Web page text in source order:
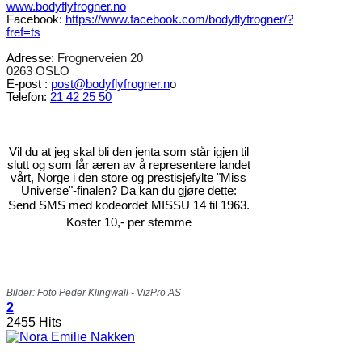
www.bodyflyfrogner.no
Facebook: https://www.facebook.com/bodyflyfrogner/?
fref=ts
Adresse: Frognerveien 20
0263 OSLO
E-post : post@bodyflyfrogner.no
Telefon: 21 42 25 50
Vil du at jeg skal bli den jenta som står igjen til
slutt og som får æren av å representere landet
vårt, Norge i den store og prestisjefylte "Miss
Universe"-finalen? Da kan du gjøre dette:
Send SMS med kodeordet MISSU 14 til 1963.
Koster 10,- per stemme
Bilder: Foto Peder Klingwall - VizPro AS
2
2455 Hits